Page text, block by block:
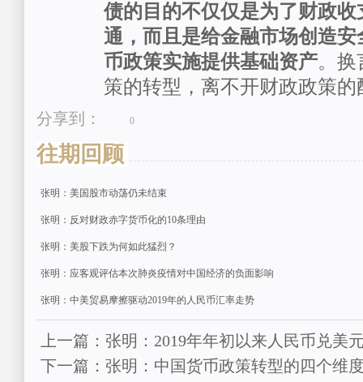
债的目的不仅仅是为了财政
通，而且是给金融市场创造
币政策实施提供基础资产。换
策的转型，离不开财政政策的
分享到： 0
往期回顾
张明：美国股市动荡仍未结束
张明：反对财政赤字货币化的10条理由
张明：美股下跌为何如此猛烈？
张明：应客观评估本次肺炎疫情对中国经济的负面影响
张明：中美贸易摩擦驱动2019年的人民币汇率走势
上一篇：张明：2019年年初以来人民币兑美
下一篇：张明：中国货币政策转型的四个维